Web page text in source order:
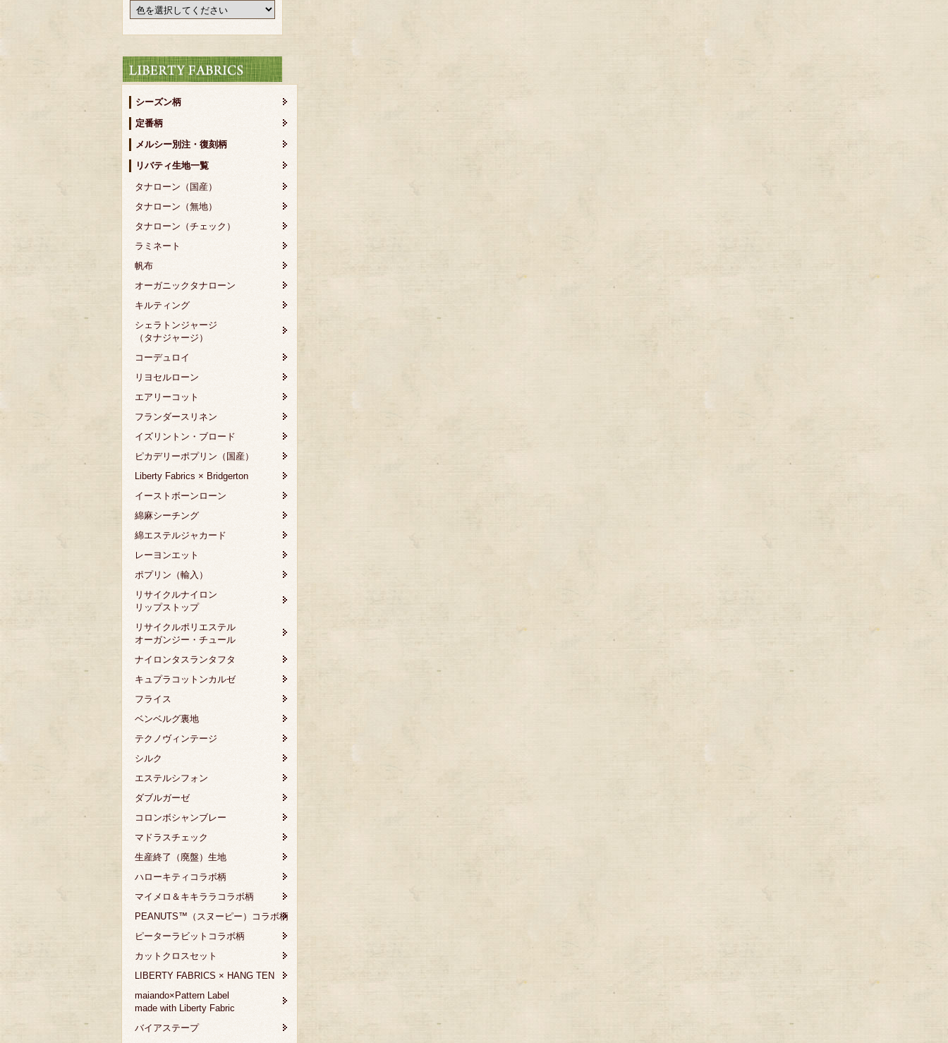
シーズン柄
定番柄
メルシー別注・復刻柄
リバティ生地一覧
タナローン（国産）
タナローン（無地）
タナローン（チェック）
ラミネート
帆布
オーガニックタナローン
キルティング
シェラトンジャージ
（タナジャージ）
コーデュロイ
リヨセルローン
エアリーコット
フランダースリネン
イズリントン・ブロード
ピカデリーポプリン（国産）
Liberty Fabrics × Bridgerton
イーストボーンローン
綿麻シーチング
綿エステルジャカード
レーヨンエット
ポプリン（輸入）
リサイクルナイロン
リップストップ
リサイクルポリエステル
オーガンジー・チュール
ナイロンタスランタフタ
キュプラコットンカルゼ
フライス
ベンベルグ裏地
テクノヴィンテージ
シルク
エステルシフォン
ダブルガーゼ
コロンボシャンブレー
マドラスチェック
生産終了（廃盤）生地
ハローキティコラボ柄
マイメロ＆キキララコラボ柄
PEANUTS™（スヌーピー）コラボ柄
ピーターラビットコラボ柄
カットクロスセット
LIBERTY FABRICS × HANG TEN
maiando×Pattern Label
made with Liberty Fabric
バイアステープ